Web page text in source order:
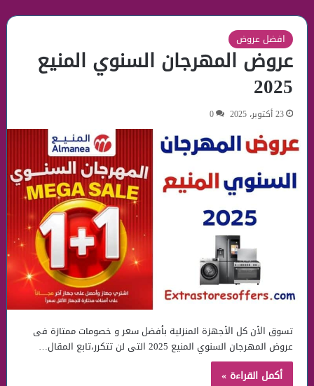
افضل عروض
عروض المهرجان السنوي المنيع
2025
23 أكتوبر، 2025 0
تسوق الأن كل الأجهزة المنزلية بأفضل سعر و خصومات ممتازة فى
عروض المهرجان السنوي المنيع 2025 التى لن تتكرر،تابع المقال…
أكمل القراءة »